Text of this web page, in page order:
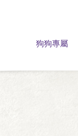
狗狗專屬